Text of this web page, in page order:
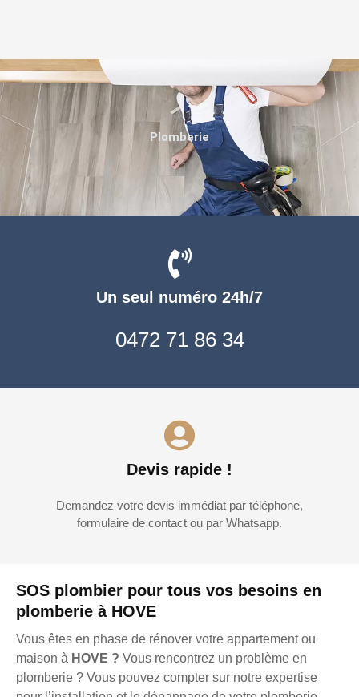
SOS plombier pour tous vos besoins en
plomberie à HOVE
Vous êtes en phase de rénover votre appartement ou
maison à HOVE ? Vous rencontrez un problème en
plomberie ? Vous pouvez compter sur notre expertise
Un seul numéro 24h/7
0472 71 86 34
Devis rapide !
Demandez votre devis immédiat par téléphone,
formulaire de contact ou par Whatsapp.
Plomberie